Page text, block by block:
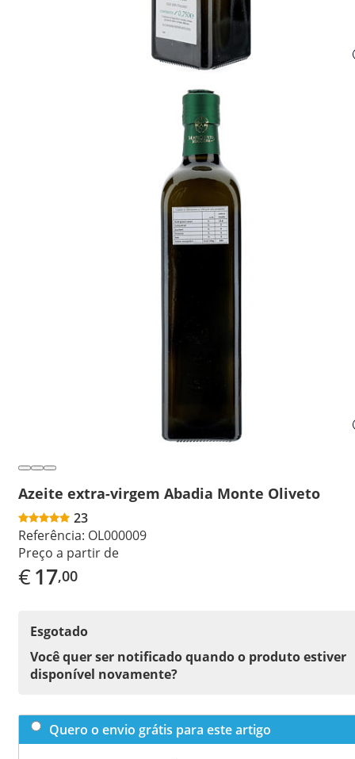
Azeite extra-virgem Abadia Monte Oliveto
23
Referência: OL000009
Preço a partir de
€17,00
Esgotado
Você quer ser notificado quando o produto estiver
disponível novamente?
Quero o envio grátis para este artigo